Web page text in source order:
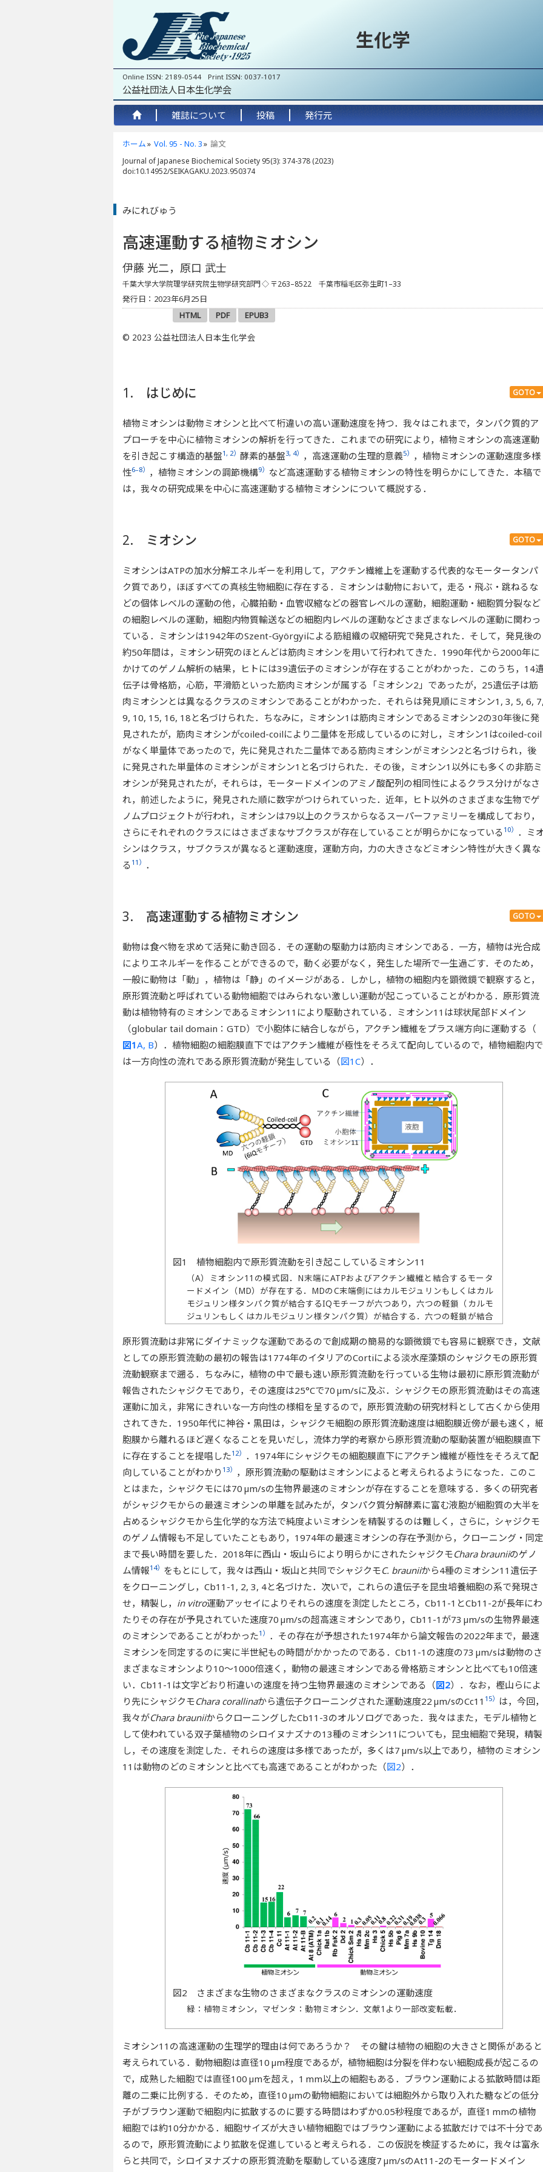
生化学
Online ISSN: 2189-0544 Print ISSN: 0037-1017
公益社団法人日本生化学会
雑誌について 投稿 発行元
ホーム Vol. 95 - No. 3 論文
Journal of Japanese Biochemical Society 95(3): 374-378 (2023)
doi:10.14952/SEIKAGAKU.2023.950374
みにれびゅう
高速運動する植物ミオシン
伊藤 光二，原口 武士
千葉大学大学院理学研究院生物学研究部門◇ 〒263–8522 千葉市稲毛区弥生町1–33
発行日：2023年6月25日
HTML
PDF EPUB3
© 2023 公益社団法人日本生化学会
GOTO
1. はじめに
植物ミオシンは動物ミオシンと比べて桁違いの高い運動速度を持つ．我々はこれまで，タンパク質的ア
プローチを中心に植物ミオシンの解析を行ってきた．これまでの研究により，植物ミオシンの高速運動
を引き起こす構造的基盤1, 2） 酵素的基盤3, 4） ，高速運動の生理的意義5） ，植物ミオシンの運動速度多様
性6–8） ，植物ミオシンの調節機構9） など高速運動する植物ミオシンの特性を明らかにしてきた．本稿で
は，我々の研究成果を中心に高速運動する植物ミオシンについて概説する．
GOTO
2. ミオシン
ミオシンはATPの加水分解エネルギーを利用して，アクチン繊維上を運動する代表的なモータータンパ
ク質であり，ほぼすべての真核生物細胞に存在する．ミオシンは動物において，走る・飛ぶ・跳ねるな
どの個体レベルの運動の他，心臓拍動・血管収縮などの器官レベルの運動，細胞運動・細胞質分裂など
の細胞レベルの運動，細胞内物質輸送などの細胞内レベルの運動などさまざまなレベルの運動に関わっ
ている．ミオシンは1942年のSzent-Györgyiによる筋組織の収縮研究で発見された．そして，発見後の
約50年間は，ミオシン研究のほとんどは筋肉ミオシンを用いて行われてきた．1990年代から2000年に
かけてのゲノム解析の結果，ヒトには39遺伝子のミオシンが存在することがわかった．このうち，14
伝子は骨格筋，心筋，平滑筋といった筋肉ミオシンが属する「ミオシン2」であったが，25遺伝子は筋
肉ミオシンとは異なるクラスのミオシンであることがわかった．それらは発見順にミオシン1, 3, 5, 6,
9, 10, 15, 16, 18と名づけられた．ちなみに，ミオシン1は筋肉ミオシンであるミオシン2の30年後に発
見されたが，筋肉ミオシンがcoiled-coilにより二量体を形成しているのに対し，ミオシン1はcoiled-coil
がなく単量体であったので，先に発見された二量体である筋肉ミオシンがミオシン2と名づけられ，後
に発見された単量体のミオシンがミオシン1と名づけられた．その後，ミオシン1以外にも多くの非筋ミ
オシンが発見されたが，それらは，モータードメインのアミノ酸配列の相同性によるクラス分けがなさ
れ，前述したように，発見された順に数字がつけられていった．近年，ヒト以外のさまざまな生物でゲ
ノムプロジェクトが行われ，ミオシンは79以上のクラスからなるスーパーファミリーを構成しており，
さらにそれぞれのクラスにはさまざまなサブクラスが存在していることが明らかになっている 10） ．ミ
シンはクラス，サブクラスが異なると運動速度，運動方向，力の大きさなどミオシン特性が大きく異な
る 11） ．
GOTO
3. 高速運動する植物ミオシン
動物は食べ物を求めて活発に動き回る．その運動の駆動力は筋肉ミオシンである．一方，植物は光合成
によりエネルギーを作ることができるので，動く必要がなく，発生した場所で一生過ごす．そのため，
一般に動物は「動」，植物は「静」のイメージがある．しかし，植物の細胞内を顕微鏡で観察すると，
原形質流動と呼ばれている動物細胞ではみられない激しい運動が起こっていることがわかる．原形質流
動は植物特有のミオシンであるミオシン11により駆動されている．ミオシン11は球状尾部ドメイン
（globular tail domain：GTD）で小胞体に結合しながら，アクチン繊維をプラス端方向に運動する（
図1A, B）．植物細胞の細胞膜直下ではアクチン繊維が極性をそろえて配向しているので，植物細胞内で
は一方向性の流れである原形質流動が発生している（図1C）．
図1 植物細胞内で原形質流動を引き起こしているミオシン11
（A）ミオシン11の模式図．N末端にATPおよびアクチン繊維と結合するモータ
ードメイン（MD）が存在する．MDのC末端側にはカルモジュリンもしくはカル
モジュリン様タンパク質が結合するIQモチーフが六つあり，六つの軽鎖（カルモ
ジュリンもしくはカルモジュリン様タンパク質）が結合する．六つの軽鎖が結合
のC末端側にはcoiled-coil領域が存在し，これによりミオシン11は二量体を形成す
る．C末端側には小胞体をはじめさまざまなオルガネラと結合す球状尾部ドメイ
し，頭部のモータードメインでアクチン繊維のプラス端方向に運動する．（C）
植物細胞内の細胞膜直下ではアクチン繊維が極性をそろえて配向しており，小胞
体に結合したミオシン11がアクチン繊維のプラス方向に運動することによる流体
力学的効果により，植物細胞内では原形質流動が起きている．
原形質流動は非常にダイナミックな運動であるので創成期の簡易的な顕微鏡でも容易に観察でき，文献
としての原形質流動の最初の報告は1774年のイタリアのCortiによる淡水産藻類のシャジクモの原形質
流動観察まで遡る．ちなみに，植物の中で最も速い原形質流動を行っている生物は最初に原形質流動が
報告されたシャジクモであり，その速度は25°Cで70 µm/sに及ぶ．シャジクモの原形質流動はその高速
運動に加え，非常にきれいな一方向性の様相を呈するので，原形質流動の研究材料として古くから使用
されてきた．1950年代に神谷・黒田は，シャジクモ細胞の原形質流動速度は細胞膜近傍が最も速く，
胞膜から離れるほど遅くなることを見いだし，流体力学的考察から原形質流動の駆動装置が細胞膜直下
に存在することを提唱した12） ．1974年にシャジクモの細胞膜直下にアクチン繊維が極性をそろえて配
向していることがわかり 13） ，原形質流動の駆動はミオシンによると考えられるようになった．このこ
とはまた，シャジクモには70 µm/sの生物界最速のミオシンが存在することを意味する．多くの研究者
がシャジクモからの最速ミオシンの単離を試みたが，タンパク質分解酵素に富む液胞が細胞質の大半を
占めるシャジクモから生化学的な方法で純度よいミオシンを精製するのは難しく，さらに，シャジクモ
のゲノム情報も不足していたこともあり，1974年の最速ミオシンの存在予測から，クローニング・同定
まで長い時間を要した．2018年に西山・坂山らにより明らかにされたシャジクモChara brauniiのゲノ
ム情報14） をもとにして，我々は西山・坂山と共同でシャジクモC. brauniiから4種のミオシン11遺伝子
をクローニングし，Cb11-1, 2, 3, 4と名づけた．次いで，これらの遺伝子を昆虫培養細胞の系で発現さ
せ，精製し， in vitro運動アッセイによりそれらの速度を測定したところ，Cb11-1とCb11-2が長年にわ
たりその存在が予見されていた速度70 µm/sの超高速ミオシンであり，Cb11-1が73 µm/sの生物界最速
のミオシンであることがわかった1） ．その存在が予想された1974年から論文報告の2022年まで，最速
ミオシンを同定するのに実に半世紀もの時間がかかったのである．Cb11-1の速度の73 µm/sは動物のさ
まざまなミオシンより10～1000倍速く，動物の最速ミオシンである骨格筋ミオシンと比べても10倍速
い．Cb11-1は文字どおり桁違いの速度を持つ生物界最速のミオシンである（図2）．なお，樫山らによ
り先にシャジクモChara corallinaから遺伝子クローニングされた運動速度22 µm/sのCc11 15） は，今回
我々がChara brauniiからクローニングしたCb11-3のオルソログであった．我々はまた，モデル植物と
して使われている双子葉植物のシロイヌナズナの13種のミオシン11についても，昆虫細胞で発現，精製
し，その速度を測定した．それらの速度は多様であったが，多くは7 µm/s以上であり，植物のミオシン
11は動物のどのミオシンと比べても高速であることがわかった（図2）．
図2 さまざまな生物のさまざまなクラスのミオシンの運動速度
緑：植物ミオシン，マゼンタ：動物ミオシン．文献1より一部改変転載．
ミオシン11の高速運動の生理学的理由は何であろうか？ その鍵は植物の細胞の大きさと関係があると
考えられている．動物細胞は直径10 µm程度であるが，植物細胞は分裂を伴わない細胞成長が起こるの
で，成熟した細胞では直径100 µmを超え，1 mm以上の細胞もある．ブラウン運動による拡散時間は距
離の二乗に比例する．そのため，直径10 µmの動物細胞においては細胞外から取り入れた糖などの低分
子がブラウン運動で細胞内に拡散するのに要する時間はわずか0.05秒程度であるが，直径1 mmの植物
細胞では約10分かかる．細胞サイズが大きい植物細胞ではブラウン運動による拡散だけでは不十分であ
るので，原形質流動により拡散を促進していると考えられる．この仮説を検証するために，我々は富永
らと共同で，シロイヌナズナの原形質流動を駆動している速度7 µm/sのAt11-2のモータードメイン